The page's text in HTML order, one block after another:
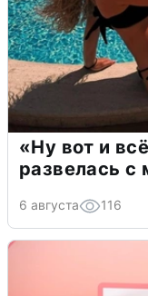
«Ну вот и
развелась
6 августа 116